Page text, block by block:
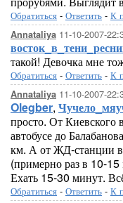
Обратиться - Ответить - К
Annataliya 11-10-2007-
такой! Девочка мне
Обратиться - Ответить - К
Annataliya 11-10-2007-
Olegber,
просто. От Киевского
автобусе до
км. А от ЖД-станции в
(примерно раз в 10-
Ехать 15-30 минут.
Обратиться - Ответить - К